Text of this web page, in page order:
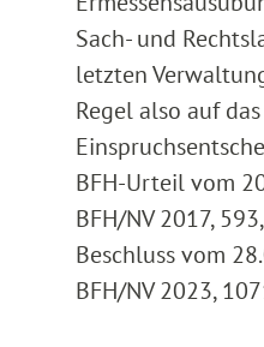
Sach- und
letzten
Regel also auf
BFH-Urteil vom
BFH/NV 2017,
Beschluss vom
BFH/NV 2023,